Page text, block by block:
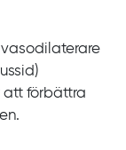
att förbättra